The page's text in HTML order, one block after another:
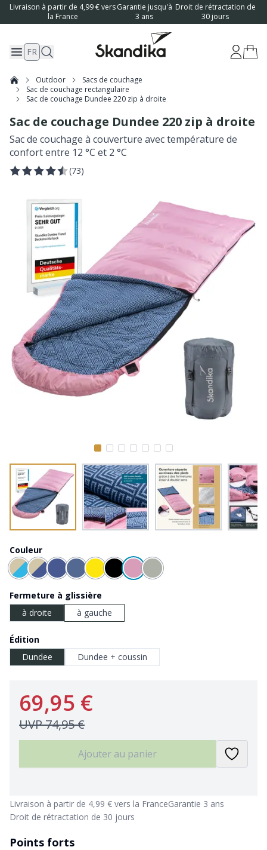
Livraison à partir de 4,99 € vers
la France
Garantie jusqu'à
3 ans
Droit de rétractation de
30 jours
FR
Outdoor
Sacs de couchage
Sac de couchage rectangulaire
Sac de couchage Dundee 220 zip à droite
Sac de couchage Dundee 220 zip à droite
Sac de couchage à couverture avec température de
confort entre 12 °C et 2 °C
(73)
Couleur
Fermeture à glissière
à droite
à gauche
Édition
Dundee
Dundee + coussin
69,95 €
UVP74,95 €
Ajouter au panier
Livraison à partir de 4,99 € vers la FranceGarantie 3 ans
Droit de rétractation de 30 jours
Points forts